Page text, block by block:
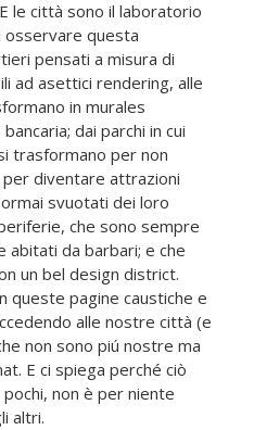
le città sono il laboratorio
questa
pensati a misura di
ad asettici rendering, alle
in murales
dai parchi in cui
trasformano per non
diventare attrazioni
svuotati dei loro
che sono sempre
abitati da barbari; e che
un bel design district.
queste pagine caustiche e
alle nostre città (e
non sono piú nostre ma
E ci spiega perché ciò
non è per niente
altri.